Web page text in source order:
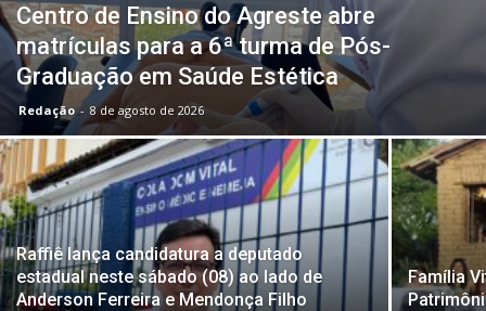
Centro de Ensino do Agreste abre
matrículas para a 6ª turma de Pós-
Graduação em Saúde Estética
Redação - 8 de agosto de 2026
Raffiê lança candidatura a deputado
estadual neste sábado (08) ao lado de
Anderson Ferreira e Mendonça Filho
Família